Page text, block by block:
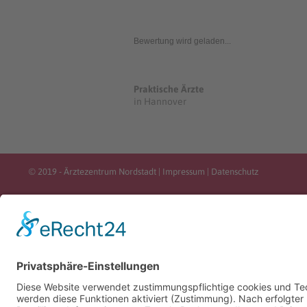
Bewertung wird geladen...
Praktische Ärzte
in Hannover
© 2019 - Ärztezentrum Nordstadt | Impressum Datenschutz